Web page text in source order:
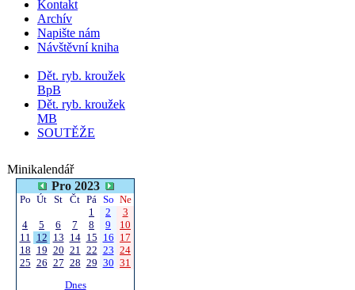
Kontakt
Archív
Napište nám
Návštěvní kniha
Dět. ryb. kroužek
BpB
Dět. ryb. kroužek
MB
SOUTĚŽE
Minikalendář
Pro 2023
Po Út St Čt Pá So Ne
1
2
3
4
5 6 7 8 9
10
11 12 13 14 15 16 17
18 19 20 21 22 23 24
25 26 27 28 29 30 31
Dnes